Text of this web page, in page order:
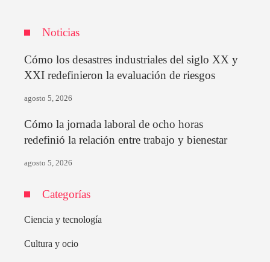
Noticias
Cómo los desastres industriales del siglo XX y
XXI redefinieron la evaluación de riesgos
agosto 5, 2026
Cómo la jornada laboral de ocho horas
redefinió la relación entre trabajo y bienestar
agosto 5, 2026
Categorías
Ciencia y tecnología
Cultura y ocio